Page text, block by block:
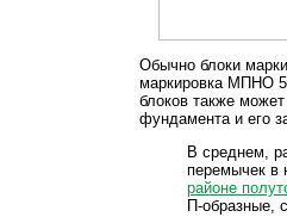
Обычно блоки
маркировка МПНО
блоков также
фундамента и его
В среднем,
перемычек в
районе
П-образные,